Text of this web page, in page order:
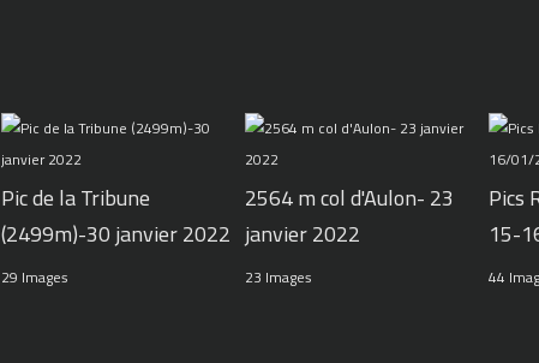
Pic de la Tribune
(2499m)-30 janvier 2022
29 Images
2564 m col d'Aulon- 23
janvier 2022
23 Images
Pics
15-
44